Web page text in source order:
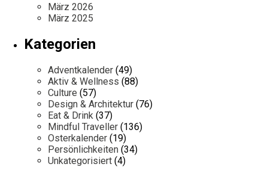
März 2026
März 2025
Kategorien
Adventkalender (49)
Aktiv & Wellness (88)
Culture (57)
Design & Architektur (76)
Eat & Drink (37)
Mindful Traveller (136)
Osterkalender (19)
Persönlichkeiten (34)
Unkategorisiert (4)